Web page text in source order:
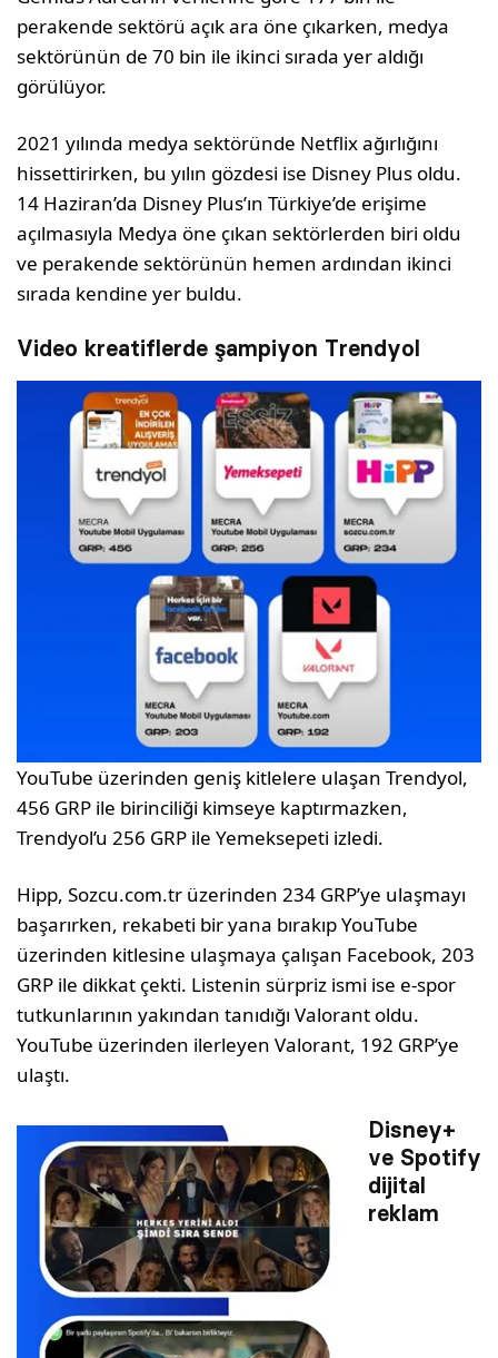
perakende sektörü açık ara öne çıkarken, medya
sektörünün de 70 bin ile ikinci sırada yer aldığı
görülüyor.
2021 yılında medya sektöründe Netflix ağırlığını
hissettirirken, bu yılın gözdesi ise Disney Plus oldu.
14 Haziran’da Disney Plus’ın Türkiye’de erişime
açılmasıyla Medya öne çıkan sektörlerden biri oldu
ve perakende sektörünün hemen ardından ikinci
sırada kendine yer buldu.
Video kreatiflerde şampiyon Trendyol
YouTube üzerinden geniş kitlelere ulaşan Trendyol,
456 GRP ile birinciliği kimseye kaptırmazken,
Trendyol’u 256 GRP ile Yemeksepeti izledi.
Hipp, Sozcu.com.tr üzerinden 234 GRP’ye ulaşmayı
başarırken, rekabeti bir yana bırakıp YouTube
üzerinden kitlesine ulaşmaya çalışan Facebook, 203
GRP ile dikkat çekti. Listenin sürpriz ismi ise e-spor
tutkunlarının yakından tanıdığı Valorant oldu.
YouTube üzerinden ilerleyen Valorant, 192 GRP’ye
ulaştı.
Disney+
ve Spotify
dijital
reklam